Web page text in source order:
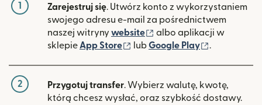
1 Zarejestruj się. Utwórz konto z wykorzystaniem
swojego adresu e-mail za pośrednictwem
naszej witryny website (otwiera się w nowym
albo aplikacji w
sklepie App Store (otwiera się w nowym oknie)
lubGoogle Play .
2 Przygotuj transfer. Wybierz walutę, kwotę,
którą chcesz wysłać, oraz szybkość dostawy.